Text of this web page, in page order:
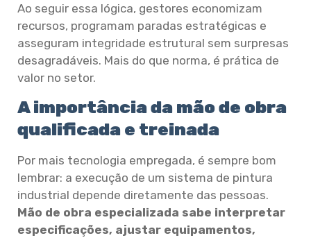
Ao seguir essa lógica, gestores economizam
recursos, programam paradas estratégicas e
asseguram integridade estrutural sem surpresas
desagradáveis. Mais do que norma, é prática de
valor no setor.
A importância da mão de obra
qualificada e treinada
Por mais tecnologia empregada, é sempre bom
lembrar: a execução de um sistema de pintura
industrial depende diretamente das pessoas.
Mão de obra especializada sabe interpretar
especificações, ajustar equipamentos,